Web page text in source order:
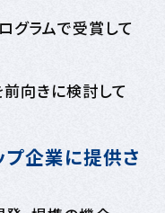
ラムで受賞して
向きに検討して
プ企業に提供さ